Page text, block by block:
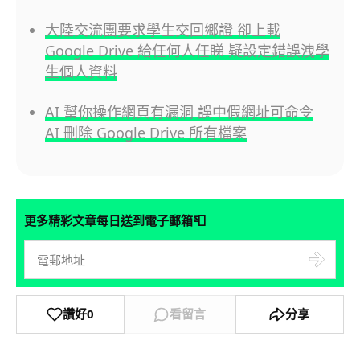
大陸交流團要求學生交回鄉證 卻上載
Google Drive 給任何人任睇 疑設定錯誤洩學
生個人資料
AI 幫你操作網頁有漏洞 誤中假網址可命令
AI 刪除 Google Drive 所有檔案
更多精彩文章每日送到電子郵箱📮
讚好0 看留言 分享